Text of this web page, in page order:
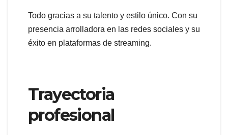
Todo gracias a su talento y estilo único. Con su
presencia arrolladora en las redes sociales y su
éxito en plataformas de streaming.
Trayectoria
profesional